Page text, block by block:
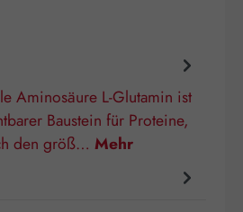
Aminosäure L-Glutamin ist
Baustein für Proteine,
den größ… Mehr